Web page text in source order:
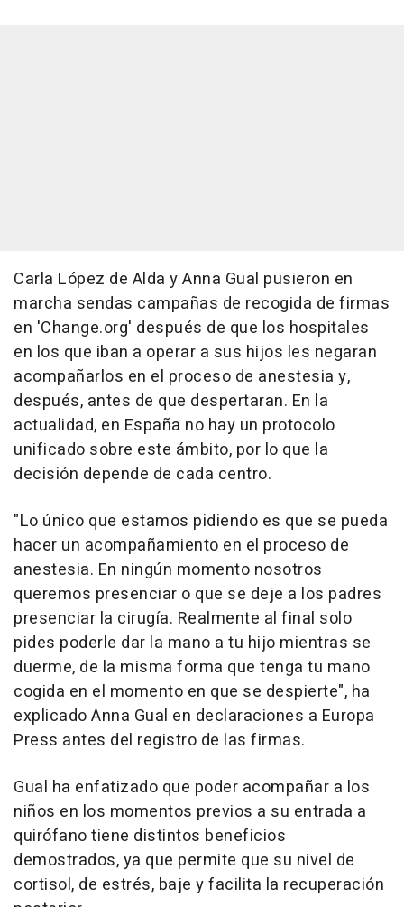
Carla López de Alda y Anna Gual pusieron en
marcha sendas campañas de recogida de firmas
en 'Change.org' después de que los hospitales
en los que iban a operar a sus hijos les negaran
acompañarlos en el proceso de anestesia y,
después, antes de que despertaran. En la
actualidad, en España no hay un protocolo
unificado sobre este ámbito, por lo que la
decisión depende de cada centro.
"Lo único que estamos pidiendo es que se pueda
hacer un acompañamiento en el proceso de
anestesia. En ningún momento nosotros
queremos presenciar o que se deje a los padres
presenciar la cirugía. Realmente al final solo
pides poderle dar la mano a tu hijo mientras se
duerme, de la misma forma que tenga tu mano
cogida en el momento en que se despierte", ha
explicado Anna Gual en declaraciones a Europa
Press antes del registro de las firmas.
Gual ha enfatizado que poder acompañar a los
niños en los momentos previos a su entrada a
quirófano tiene distintos beneficios
demostrados, ya que permite que su nivel de
cortisol, de estrés, baje y facilita la recuperación